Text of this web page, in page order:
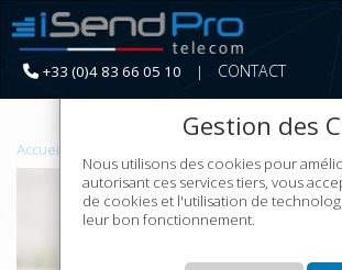
Gestion des
Nous utilisons des cookies pour
autorisant ces services tiers, vous
de cookies et l'utilisation de
leur bon fonctionnement.
+33 (0)4 83 66 05 10 | CONTACT
Accueil